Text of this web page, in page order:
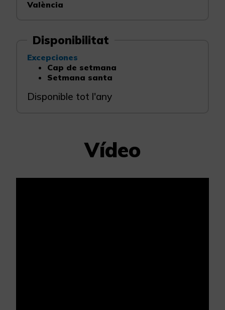
València
Disponibilitat
Excepciones
Cap de setmana
Setmana santa
Disponible tot l'any
Vídeo